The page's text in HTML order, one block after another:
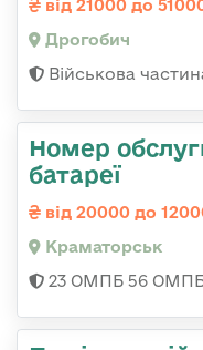
від 21000 до
Дрогобич
Військова
Номер
батареї
від 20000 до
Краматорськ
23 ОМПБ 56